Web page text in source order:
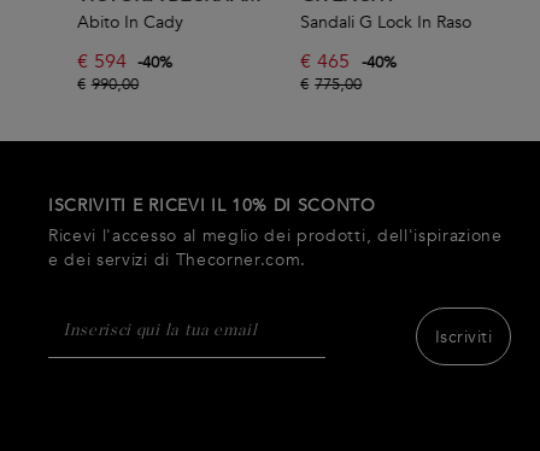
Abito In Cady
€ 594 -40%
€ 990,00
Sandali G Lock In Raso
€ 465 -40%
€ 775,00
ISCRIVITI E RICEVI IL 10% DI SCONTO
Ricevi l'accesso al meglio dei prodotti, dell'ispirazione
e dei servizi di Thecorner.com.
Iscriviti